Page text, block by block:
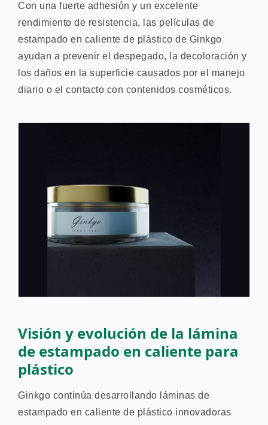
Con una fuerte adhesión y un excelente
rendimiento de resistencia, las películas de
estampado en caliente de plástico de Ginkgo
ayudan a prevenir el despegado, la decoloración y
los daños en la superficie causados por el manejo
diario o el contacto con contenidos cosméticos.
Visión y evolución de la lámina
de estampado en caliente para
plástico
Ginkgo continúa desarrollando láminas de
estampado en caliente de plástico innovadoras